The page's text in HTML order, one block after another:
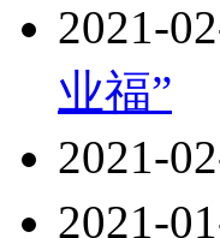
2021-
业福”
2021-
2021-